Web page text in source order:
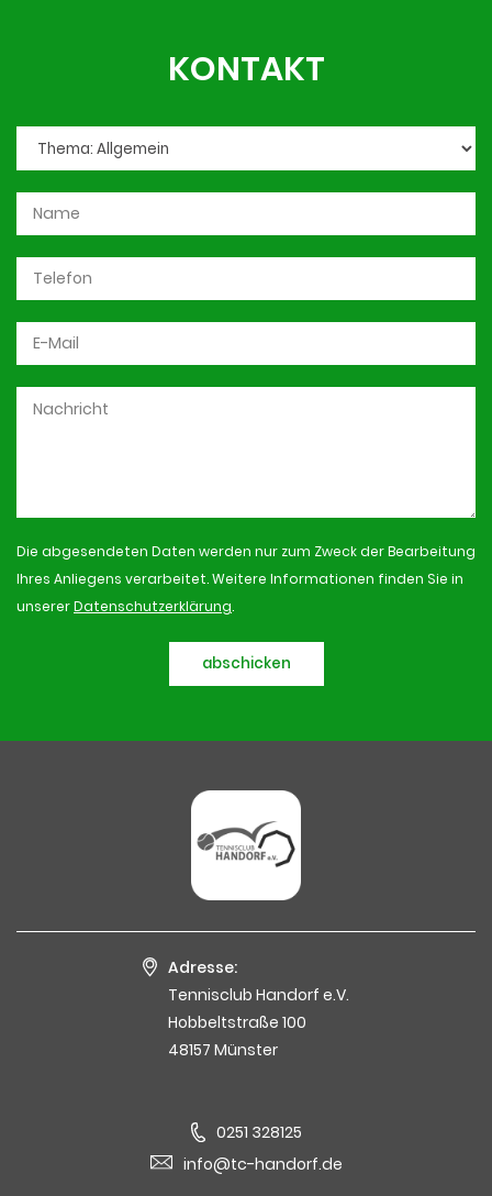
KONTAKT
Die abgesendeten Daten werden nur zum Zweck der Bearbeitung
Ihres Anliegens verarbeitet. Weitere Informationen finden Sie in
unsererDatenschutzerklärung.
abschicken
Adresse:
Tennisclub Handorf e.V.
Hobbeltstraße 100
48157 Münster
0251 328125
info@tc-handorf.de